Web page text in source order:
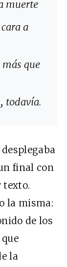
muerte
a
que
todavía.
final con
texto.
la misma:
de los
la